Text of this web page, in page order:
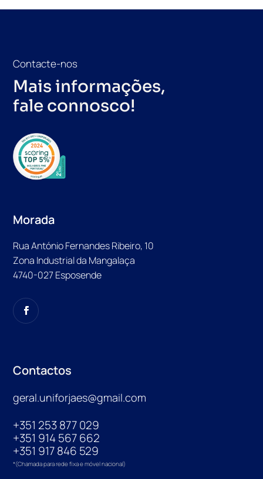
Contacte-nos
Mais informações,
fale connosco!
Morada
Rua António Fernandes Ribeiro, 10
Zona Industrial da Mangalaça
4740-027 Esposende
Contactos
geral.uniforjaes@gmail.com
+351 253 877 029
+351 914 567 662
+351 917 846 529
*(Chamada para rede fixa e móvel nacional)